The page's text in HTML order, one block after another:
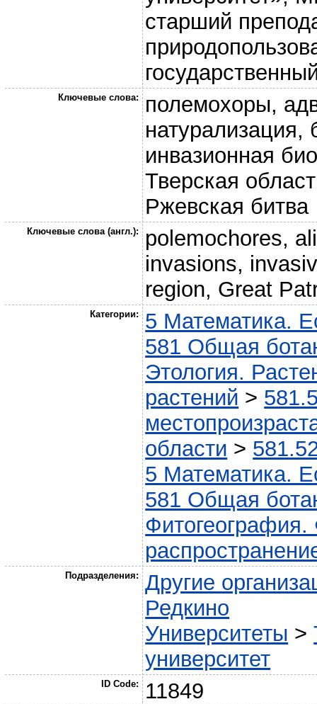
старший
Ключевые слова:
полемохоры,
натурализация,
инвазионная
Тверская
Ржевская битва
Ключевые слова (англ.):
polemochores,
invasions,
region, Great
Категории:
5 Математика.
581 Общая
Этология.
растений >
области >
5 Математика.
581 Общая
Подразделения:
Другие
Редкино
Университеты >
университет
ID Code: 11849